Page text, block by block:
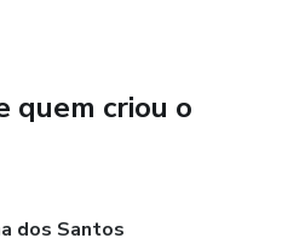
BÁSICA
os pontos
novos sabores
quem criou o
dos Santos